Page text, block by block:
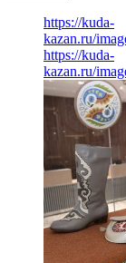
https://kuda-
kazan.ru/
https://kuda-
kazan.ru/